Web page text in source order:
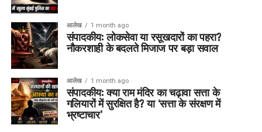
आलेख 1 month ago
संपादकीय: लोकसेवा या रसूखदारों का पहरा?
नौकरशाही के बदलते मिजाज पर बड़ा सवाल
आलेख 1 month ago
संपादकीय: क्या राम मंदिर का चढ़ावा सत्ता के
गलियारों में सुरक्षित है? या ‘सत्ता के संरक्षण में
भ्रष्टाचार’